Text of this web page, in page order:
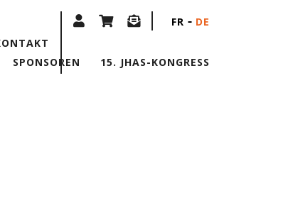
SPONSOREN 15. JHAS-KONGRESS
FR DE